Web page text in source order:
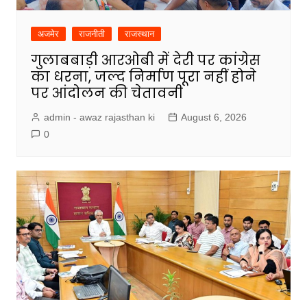
अजमेर राजनीती राजस्थान
गुलाबबाड़ी आरओबी में देरी पर कांग्रेस
का धरना, जल्द निर्माण पूरा नहीं होने
पर आंदोलन की चेतावनी
admin - awaz rajasthan ki
August 6, 2026
0